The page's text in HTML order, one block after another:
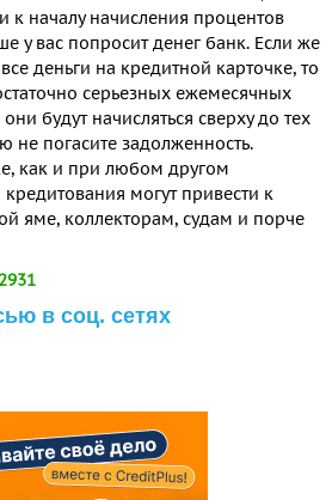
к началу начисления процентов
у вас попросит денег банк. Если же
деньги на кредитной карточке, то
серьезных ежемесячных
будут начисляться сверху до тех
не погасите задолженность.
как и при любом другом
могут привести к
яме, коллекторам, судам и порче
2931
в соц. сетях